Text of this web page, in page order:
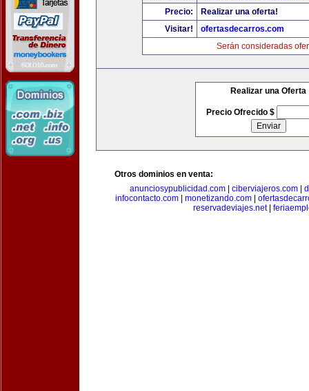
Precio:
Realizar una oferta!
Visitar!
ofertasdecarros.com
Serán consideradas
Realizar una Oferta
Precio Ofrecido $
Otros dominios en venta:
anunciosypublicidad.com| ciberviajeros.com|
infocontacto.com
monetizando.com
reservadeviajes.net|